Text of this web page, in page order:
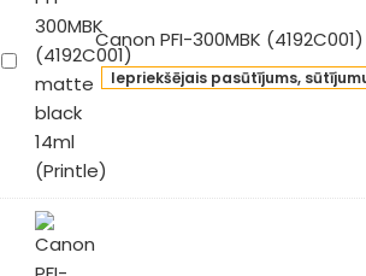
Canon
300MBK
(4192C001)
matte
black
14ml
(Printle)
Canon PFI-300MBK
Iepriekšējais pasūtījums,